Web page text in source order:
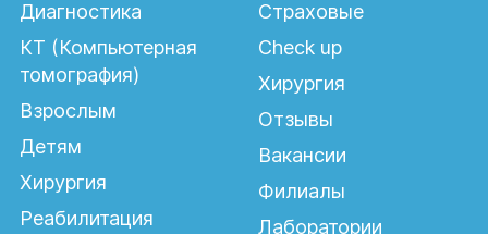
Диагностика
КТ (Компьютерная
томография)
Взрослым
Детям
Хирургия
Реабилитация
Страховые
Check up
Хирургия
Отзывы
Вакансии
Филиалы
Лаборатории